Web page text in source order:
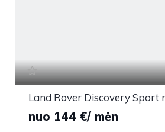
nuo 144 €/ mėn